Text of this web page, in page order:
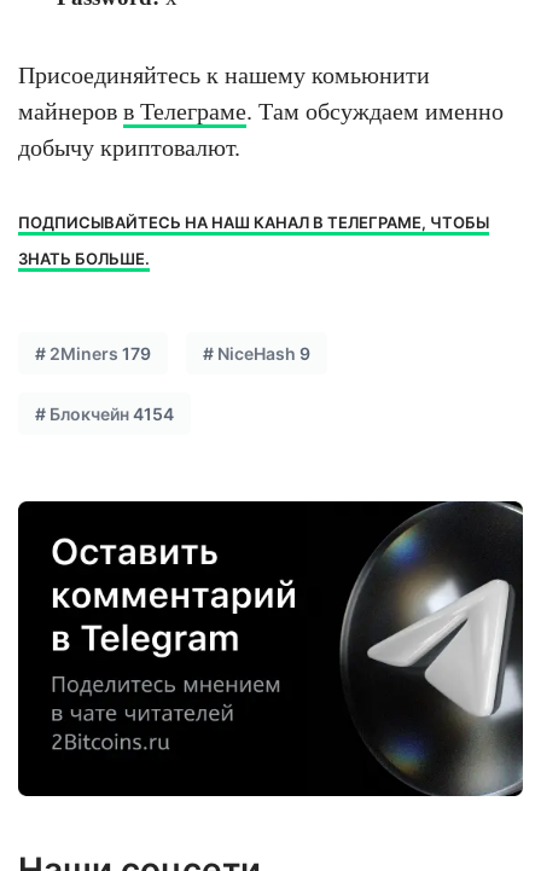
Присоединяйтесь к нашему комьюнити
майнеров в Телеграме. Там обсуждаем именно
добычу криптовалют.
ПОДПИСЫВАЙТЕСЬ НА НАШ КАНАЛ В ТЕЛЕГРАМЕ, ЧТОБЫ
ЗНАТЬ БОЛЬШЕ.
# 2Miners 179 # NiceHash 9
# Блокчейн4154